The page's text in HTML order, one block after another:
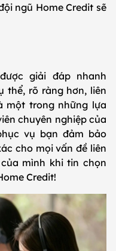
ngũ Home Credit sẽ
giải đáp nhanh
thể, rõ ràng hơn, liên
một trong những lựa
chuyên nghiệp của
vụ bạn đảm bảo
cho mọi vấn đề liên
mình khi tin chọn
Credit!